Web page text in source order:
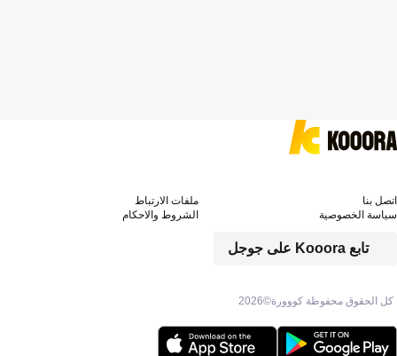
كل الحقوق محفوظة كووورة©2026
تابع Kooora على جوجل
اتصل بنا
ملفات الارتباط
سياسة الخصوصية
الشروط والاحكام